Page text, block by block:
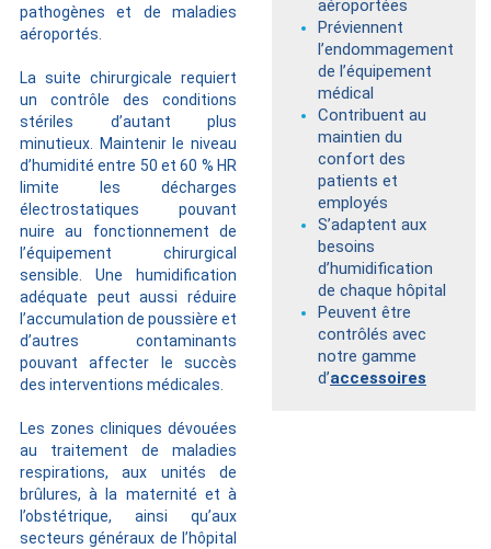
pathogènes et de maladies
aéroportés.
La suite chirurgicale requiert
un contrôle des conditions
stériles d’autant plus
minutieux. Maintenir le niveau
d’humidité entre 50 et 60 % HR
limite les décharges
électrostatiques pouvant
nuire au fonctionnement de
l’équipement chirurgical
sensible. Une humidification
adéquate peut aussi réduire
l’accumulation de poussière et
d’autres contaminants
pouvant affecter le succès
des interventions médicales.
Les zones cliniques dévouées
au traitement de maladies
respirations, aux unités de
brûlures, à la maternité et à
l’obstétrique, ainsi qu’aux
secteurs généraux de l’hôpital
aéroportées
Préviennent
l’endommagement
de l’équipement
médical
Contribuent au
maintien du
confort des
patients et
employés
S’adaptent aux
besoins
d’humidification
de chaque hôpital
Peuvent être
contrôlés avec
notre gamme
d’accessoires